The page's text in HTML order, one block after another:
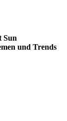
Sun
und Trends